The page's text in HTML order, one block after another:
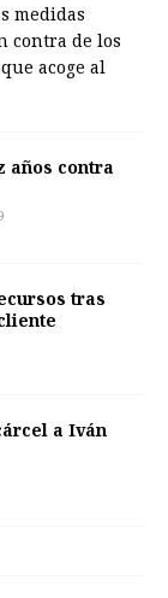
medidas
contra de los
acoge al
años contra
tras
a Iván